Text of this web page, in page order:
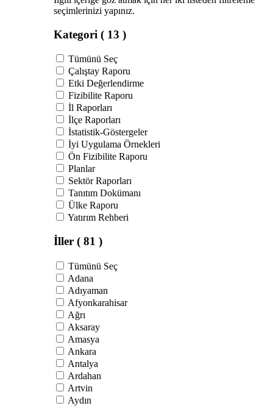
seçimlerinizi yapınız.
Kategori ( 13 )
Tümünü Seç
Çalıştay Raporu
Etki Değerlendirme
Fizibilite Raporu
İl Raporları
İlçe Raporları
İstatistik-Göstergeler
İyi Uygulama Örnekleri
Ön Fizibilite Raporu
Planlar
Sektör Raporları
Tanıtım Dokümanı
Ülke Raporu
Yatırım Rehberi
İller ( 81 )
Tümünü Seç
Adana
Adıyaman
Afyonkarahisar
Ağrı
Aksaray
Amasya
Ankara
Antalya
Ardahan
Artvin
Aydın